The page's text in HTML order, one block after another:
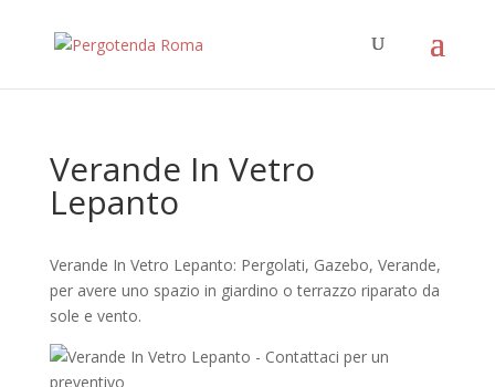
Verande In Vetro
Lepanto
Verande In Vetro Lepanto: Pergolati, Gazebo, Verande,
per avere uno spazio in giardino o terrazzo riparato da
sole e vento.